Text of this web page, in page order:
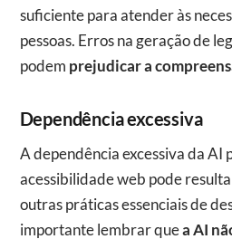
suficiente para atender às
pessoas. Erros na geração de
podem prejudicar a
Dependência excessiva
A dependência excessiva da AI para melhorar a
acessibilidade web pode
outras práticas essenciais de
importante lembrar quea AI